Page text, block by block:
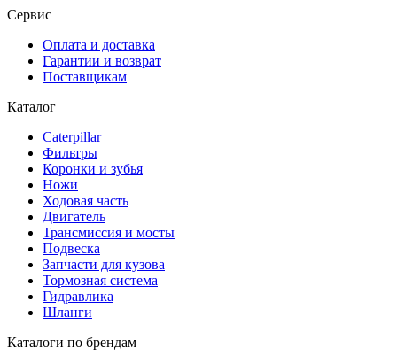
Сервис
Оплата и доставка
Гарантии и возврат
Поставщикам
Каталог
Caterpillar
Фильтры
Коронки и зубья
Ножи
Ходовая часть
Двигатель
Трансмиссия и мосты
Подвеска
Запчасти для кузова
Тормозная система
Гидравлика
Шланги
Каталоги по брендам